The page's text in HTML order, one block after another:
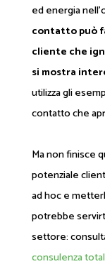
ed energia
contatto può
cliente che
si mostra
utilizza gli
contatto che
Ma non finisce
potenziale
ad hoc e
potrebbe
settore:
consulenza